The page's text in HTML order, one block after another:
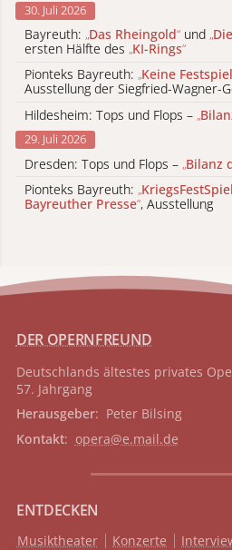
30. Juli 2026
Bayreuth: „Das Rheingold“ und „
ersten Hälfte des „KI-Rings“
Pionteks Bayreuth: „Keine
Ausstellung der Siegfried-Wagner-
Hildesheim: Tops und Flops – „
29. Juli 2026
Dresden: Tops und Flops – „Bilanz
Pionteks Bayreuth: „
Bayreuther Presse“, Ausstellung
DER OPERNFREUND
Deutschlands ältestes privates
57. Jahrgang
Herausgeber: Peter Bilsing
Kontakt: opera@e.mail.de
ENTDECKEN
Musiktheater Konzerte